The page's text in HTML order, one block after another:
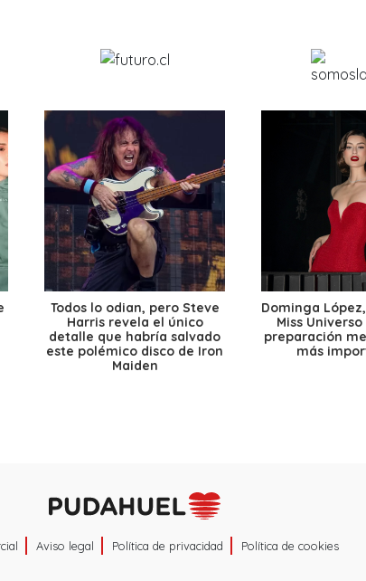
Todos lo odian, pero Steve
Harris revela el único
detalle que habría salvado
este polémico disco de Iron
Maiden
Dominga
Miss Universo
preparación
más
Aviso legal Política de privacidad Política de cookies